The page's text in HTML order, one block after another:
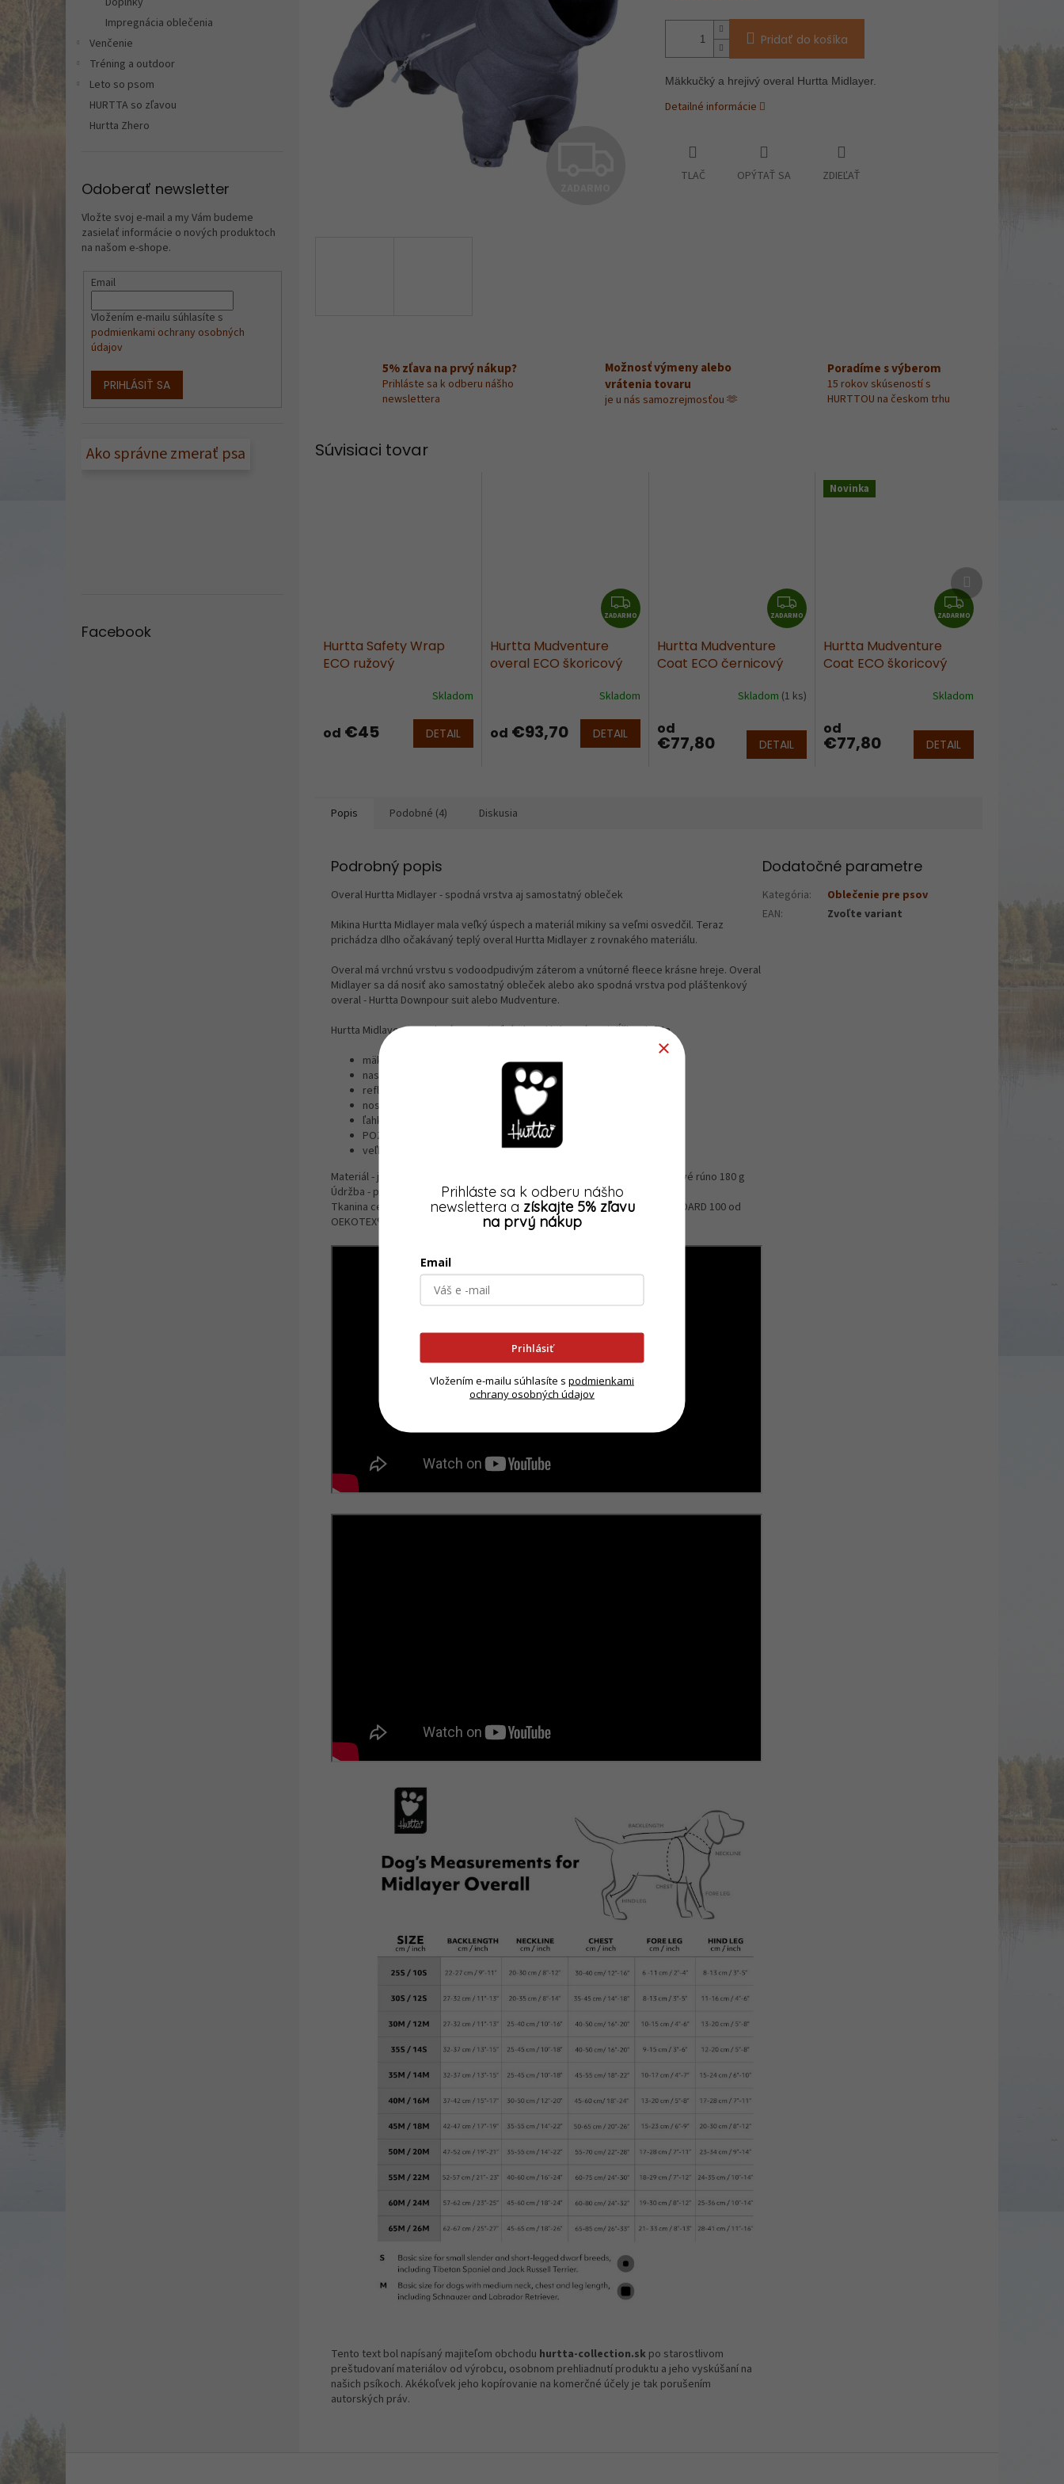
Impregnácia oblečenia
Venčenie
Tréning a outdoor
Leto so psom
HURTTA so zľavou
Hurtta Zhero
Odoberať newsletter
Vložte svoj e-mail a my Vám budeme
zasielať informácie o nových produktoch
na našom e-shope.
Email
Vložením e-mailu súhlasíte s
podmienkami ochrany osobných
údajov
PRIHLÁSIŤ SA
Ako správne zmerať psa
Facebook
R
Pridať do košíka
Mäkkučký a hrejivý overal Hurtta Midlayer.
Detailné informácie
TLAČ OPÝTAŤ SA ZDIEĽAŤ
5% zľava na prvý nákup?
Prihláste sa k odberu nášho
newslettera
Možnosť výmeny alebo
vrátenia tovaru
je u nás samozrejmosťou 🫶
Poradíme s výberom
15 rokov skúseností s
HURTTOU na českom trhu
Súvisiaci tovar
Hurtta Safety Wrap
ECO ružový
Skladom
od €45 DETAIL
Z
A
M
O
ZADARMO
Hurtta Mudventure
overal ECO škoricový
Skladom
od €93,70 DETAIL
Z
A
M
ZADARMO
Hurtta Mudventure
Coat ECO černicový
Skladom (1 ks)
od
€77,80 DETAIL
Novinka
Z
A
M
ZADARMO
Hurtta Mudventure
Coat ECO škoricový
Skladom
od
€77,80 DETAIL
Ďalší
produkt
Popis Podobné (4) Diskusia
Podrobný popis
Overal Hurtta Midlayer - spodná vrstva aj samostatný obleček
Mikina Hurtta Midlayer mala veľký úspech a materiál mikiny sa veľmi osvedčil. Teraz
prichádza dlho očakávaný teplý overal Hurtta Midlayer z rovnakého materiálu.
Overal má vrchnú vrstvu s vodoodpudivým záterom a vnútorné fleece krásne hreje. Overal
Midlayer sa dá nosiť ako samostatný obleček alebo ako spodná vrstva pod pláštenkový
overal - Hurtta Downpour suit alebo Mudventure.
Hurtta Midlayer Overal má nastaviteľný obvod krku, pása aj dĺžku chrbta.
mäkký fleece
nastaviteľný v krku, hrudníku aj dĺžke chrbta
reflexné prvky - figúrka a prešitie
nositeľná v rozmedzí 15º C až -10º C
ľahký a veľmi hrejivý
POZOR bez otvoru na postroj či obojok. Postroj sa nosia cez overal!
veľkosť S pre drobnejšie psíky vrátane kratších nohavíc
Materiál - jedna strana 100% PES 50D úplet, druhá strana 100% PES žakárové rúno 180 g
Údržba - pranie na max 40º C, bez aviváže, nebieliť, nesušiť
Tkanina certifikovaná ako bezpečná, netoxická a spĺňajúca štandard STANDARD 100 od
OEKOTEX®
Tento text bol napísaný majiteľom obchodu hurtta-collection.sk po starostlivom
preštudovaní materiálov od výrobcu, osobnom prehliadnutí produktu a jeho vyskúšaní na
našich psíkoch. Akékoľvek jeho kopírovanie na komerčné účely je tak porušením
autorských práv.
Dodatočné parametre
Kategória:
Oblečenie pre psov
EAN: Zvoľte variant
Z
Prihláste sa k odberu nášho
newslettera a získajte 5% zľavu
na prvý nákup
Email
Prihlásiť
Vložením e-mailu súhlasíte s podmienkami
ochrany osobných údajov